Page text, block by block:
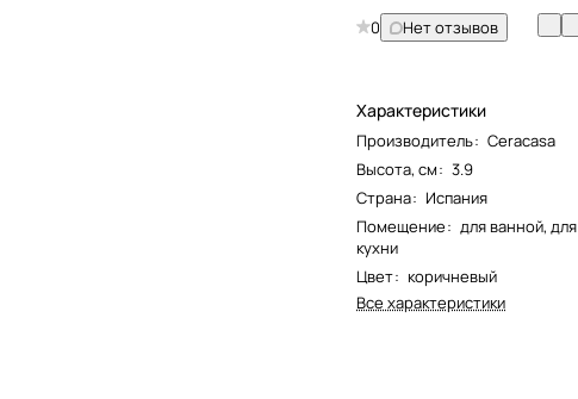
0 Нет отзывов
Характеристики
Производитель: Ceracasa
Высота, см: 3.9
Страна: Испания
Помещение: для ванной, для
кухни
Цвет: коричневый
Все характеристики